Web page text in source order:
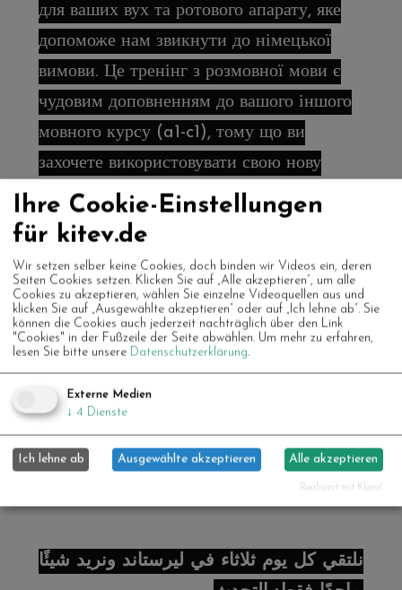
для ваших вух та ротового апарату, яке
допоможе нам звикнути до німецької
вимови. Це тренінг з розмовної мови є
чудовим доповненням до вашого іншого
мовного курсу (a1-c1), тому що ви
захочете використовувати свою нову
німецьку мову знову і знову. Тож давайте
розмовляти, запитувати, читати,
пояснювати, обговорювати, сперечатися
та сміятися разом. Нам подобається
спілкуватися з посмішкою, а за потреби
— руками та ногами. А якщо хочете,
можете залишитися в мовному кафе з
Юсрою та Ресою – напої чекають на вас.
Ми часто готуємо разом і спілкуємося
німецькою.
نلتقي كل يوم ثلاثاء في ليرستاند ونريد شيئًا
Ihre Cookie-Einstellungen
für kitev.de
Wir setzen selber keine Cookies, doch binden wir Videos ein, deren
Seiten Cookies setzen. Klicken Sie auf „Alle akzeptieren“, um alle
Cookies zu akzeptieren, wählen Sie einzelne Videoquellen aus und
klicken Sie auf „Ausgewählte akzeptieren“ oder auf „Ich lehne ab“. Sie
können die Cookies auch jederzeit nachträglich über den Link
"Cookies" in der Fußzeile der Seite abwählen. Um mehr zu erfahren,
lesen Sie bitte unsere Datenschutzerklärung.
Externe Medien
↓ 4 Dienste
Ich lehne ab Ausgewählte akzeptieren Alle akzeptieren
Realisiert mit Klaro!